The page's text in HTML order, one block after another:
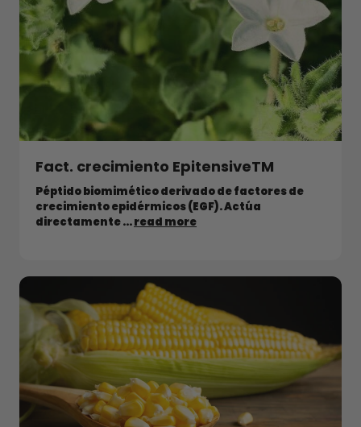
Fact. crecimiento EpitensiveTM
Péptido biomimético derivado de factores de
crecimiento epidérmicos (EGF). Actúa
directamente ...read more